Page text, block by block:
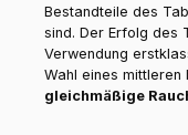
Bestandteile des
sind. Der Erfolg des
Verwendung
Wahl eines
gleichmäßige